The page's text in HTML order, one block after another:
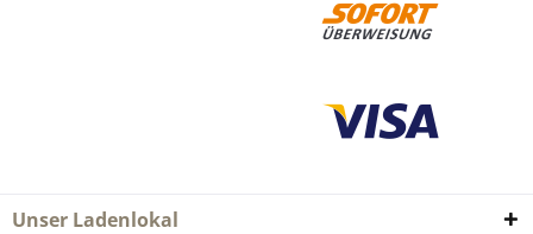
Unser Ladenlokal